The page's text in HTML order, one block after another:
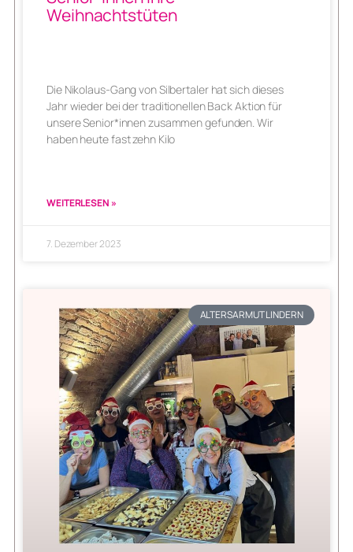
Weihnachtstüten
Die Nikolaus-Gang von Silbertaler hat sich dieses
Jahr wieder bei der traditionellen Back Aktion für
unsere Senior*innen zusammen gefunden. Wir
haben heute fast zehn Kilo
WEITERLESEN »
7. Dezember 2023
ALTERSARMUT LINDERN